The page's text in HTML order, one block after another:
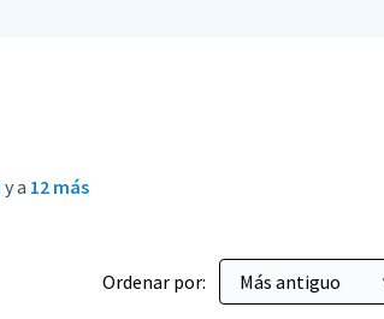
y a 12 más
Ordenar por: